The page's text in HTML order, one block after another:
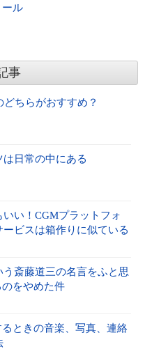
ール
事
どちらがおすすめ？
日常の中にある
い！CGMプラットフォ
ビスは箱作りに似ている
う斎藤道三の名言をふと思
をやめた件
ときの音楽、写真、連絡